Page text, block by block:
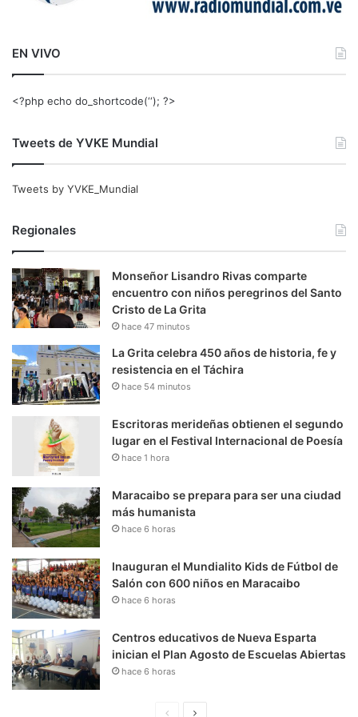
EN VIVO
<?php echo do_shortcode(‘‘); ?>
Tweets de YVKE Mundial
Tweets by YVKE_Mundial
Regionales
Monseñor Lisandro Rivas comparte
encuentro con niños peregrinos del Santo
Cristo de La Grita
hace 47 minutos
La Grita celebra 450 años de historia, fe y
resistencia en el Táchira
hace 54 minutos
Escritoras merideñas obtienen el segundo
lugar en el Festival Internacional de Poesía
hace 1 hora
Maracaibo se prepara para ser una ciudad
más humanista
hace 6 horas
Inauguran el Mundialito Kids de Fútbol de
Salón con 600 niños en Maracaibo
hace 6 horas
Centros educativos de Nueva Esparta
inician el Plan Agosto de Escuelas Abiertas
hace 6 horas